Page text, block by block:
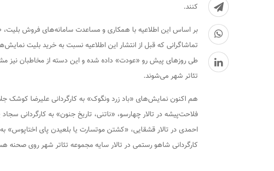
کنند.
تئاتر شهر می‌شوند.
هم اکنون نمایش‌های «باد زرد ونگوک» به کارگردانی علیرضا کوشک
فلاحت‌پیشه در تالار چهارسو، «ناتنی، تاریخ جنون» به کارگردانی
احمدی در تالار قشقایی، «کشتن موتسارت یا بلعیدن پای اختاپوس»
کارگردانی شاهو رستمی در تالار سایه مجموعه تئاتر شهر روی صحنه